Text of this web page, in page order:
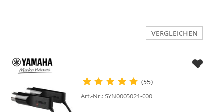
VERGLEICHEN
(55)
Art.-Nr.: SYN0005021-000